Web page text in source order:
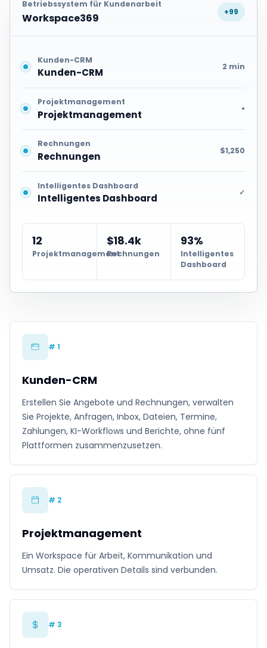
Betriebssystem für Kundenarbeit
Workspace369 +99
Kunden-CRM
Kunden-CRM 2 min
Projektmanagement
Projektmanagement •
Rechnungen
Rechnungen $1,250
Intelligentes Dashboard
Intelligentes Dashboard ✓
12
Projektmanagement
$18.4k
Rechnungen
93%
Intelligentes
Dashboard
# 1
Kunden-CRM
Erstellen Sie Angebote und Rechnungen, verwalten
Sie Projekte, Anfragen, Inbox, Dateien, Termine,
Zahlungen, KI-Workflows und Berichte, ohne fünf
Plattformen zusammenzusetzen.
# 2
Projektmanagement
Ein Workspace für Arbeit, Kommunikation und
Umsatz. Die operativen Details sind verbunden.
# 3